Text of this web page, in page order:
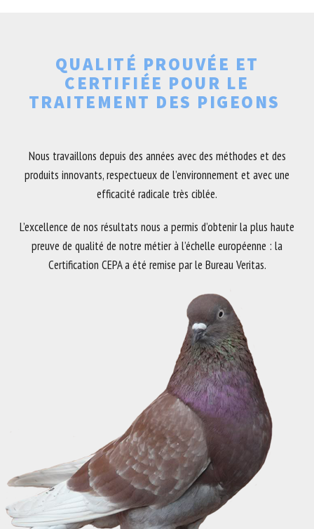
QUALITÉ PROUVÉE ET
CERTIFIÉE POUR LE
TRAITEMENT DES PIGEONS
Nous travaillons depuis des années avec des méthodes et des
produits innovants, respectueux de l’environnement et avec une
efficacité radicale très ciblée.
L’excellence de nos résultats nous a permis d’obtenir la plus haute
preuve de qualité de notre métier à l’échelle européenne : la
Certification CEPA a été remise par le Bureau Veritas.